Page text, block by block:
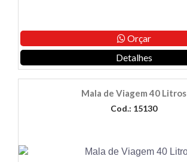
Orçar
Detalhes
Mala de Viagem 40 Litros
Cod.: 15130